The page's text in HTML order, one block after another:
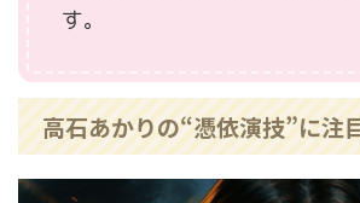
す。
高石あかりの“憑依演技”に注